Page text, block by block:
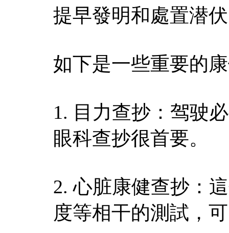
提早發明和處置潜
如下是一些重要的
1. 目力查抄：驾驶
眼科查抄很首要。
2. 心脏康健查抄：
度等相干的測試，